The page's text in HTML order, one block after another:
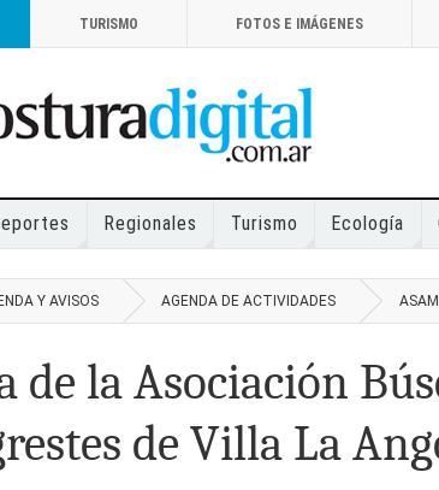
TURISMO FOTOS E IMÁGENES
Regionales Turismo Ecología
Y AVISOS AGENDA DE ACTIVIDADES
de la Asociación
de Villa La